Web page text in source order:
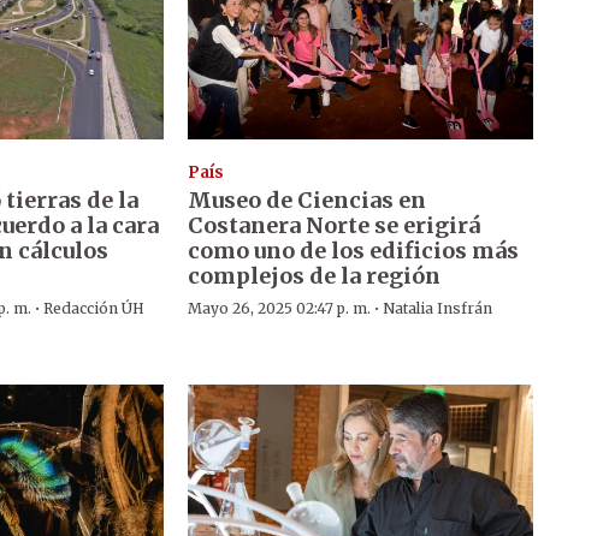
tierras de la
a la cara
cálculos
m. · Redacción ÚH
País
Museo de Ciencias en
Costanera Norte se erigirá
como uno de los edificios más
complejos de la región
Mayo 26, 2025 02:47 p. m. · Natalia Insfrán